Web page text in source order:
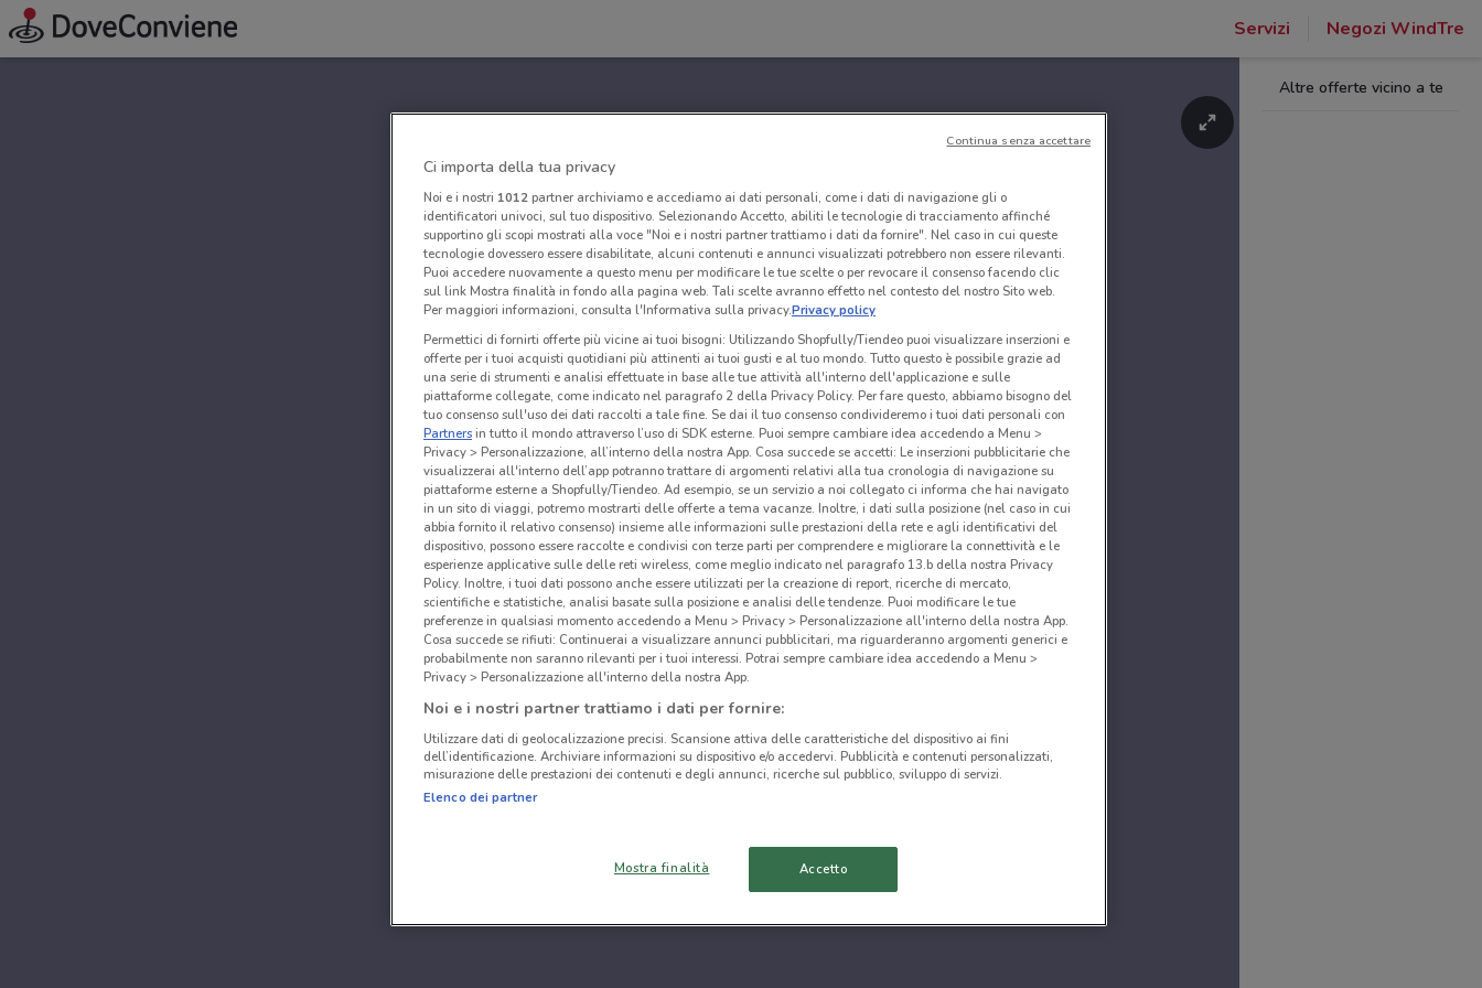
Servizi Negozi WindTre
Altre offerte vicino a te
Ci importa della tua privacy
Noi e i nostri 1012partner archiviamo e accediamo ai dati personali, come i dati di navigazione gli o
identificatori univoci, sul tuo dispositivo. Selezionando Accetto, abiliti le tecnologie di tracciamento affinché
supportino gli scopi mostrati alla voce "Noi e i nostri partner trattiamo i dati da fornire". Nel caso in cui queste
tecnologie dovessero essere disabilitate, alcuni contenuti e annunci visualizzati potrebbero non essere rilevanti.
Puoi accedere nuovamente a questo menu per modificare le tue scelte o per revocare il consenso facendo clic
sul link Mostra finalità in fondo alla pagina web. Tali scelte avranno effetto nel contesto del nostro Sito web.
Per maggiori informazioni, consulta l'Informativa sulla privacy.Privacy policy
Permettici di fornirti offerte più vicine ai tuoi bisogni: Utilizzando Shopfully/Tiendeo puoi visualizzare inserzioni e
offerte per i tuoi acquisti quotidiani più attinenti ai tuoi gusti e al tuo mondo. Tutto questo è possibile grazie ad
una serie di strumenti e analisi effettuate in base alle tue attività all'interno dell'applicazione e sulle
piattaforme collegate, come indicato nel paragrafo 2 della Privacy Policy. Per fare questo, abbiamo bisogno del
tuo consenso sull'uso dei dati raccolti a tale fine. Se dai il tuo consenso condivideremo i tuoi dati personali con
Partnersin tutto il mondo attraverso l’uso di SDK esterne. Puoi sempre cambiare idea accedendo a Menu >
Privacy > Personalizzazione, all’interno della nostra App. Cosa succede se accetti: Le inserzioni pubblicitarie che
visualizzerai all'interno dell’app potranno trattare di argomenti relativi alla tua cronologia di navigazione su
piattaforme esterne a Shopfully/Tiendeo. Ad esempio, se un servizio a noi collegato ci informa che hai navigato
in un sito di viaggi, potremo mostrarti delle offerte a tema vacanze. Inoltre, i dati sulla posizione (nel caso in cui
abbia fornito il relativo consenso) insieme alle informazioni sulle prestazioni della rete e agli identificativi del
dispositivo, possono essere raccolte e condivisi con terze parti per comprendere e migliorare la connettività e le
esperienze applicative sulle delle reti wireless, come meglio indicato nel paragrafo 13.b della nostra Privacy
Policy. Inoltre, i tuoi dati possono anche essere utilizzati per la creazione di report, ricerche di mercato,
scientifiche e statistiche, analisi basate sulla posizione e analisi delle tendenze. Puoi modificare le tue
preferenze in qualsiasi momento accedendo a Menu > Privacy > Personalizzazione all'interno della nostra App.
Cosa succede se rifiuti: Continuerai a visualizzare annunci pubblicitari, ma riguarderanno argomenti generici e
probabilmente non saranno rilevanti per i tuoi interessi. Potrai sempre cambiare idea accedendo a Menu >
Privacy > Personalizzazione all'interno della nostra App.
Noi e i nostri partner trattiamo i dati per fornire:
Utilizzare dati di geolocalizzazione precisi. Scansione attiva delle caratteristiche del dispositivo ai fini
dell’identificazione. Archiviare informazioni su dispositivo e/o accedervi. Pubblicità e contenuti personalizzati,
misurazione delle prestazioni dei contenuti e degli annunci, ricerche sul pubblico, sviluppo di servizi.
Elenco dei partner
Mostra finalità Accetto
Continua senza accettare